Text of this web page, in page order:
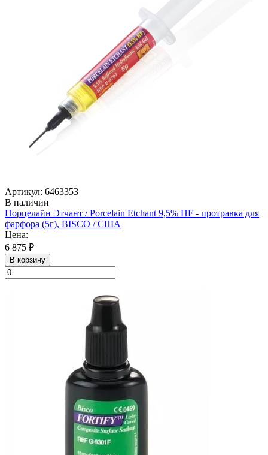
Артикул: 6463353
В наличии
Порцелайн Этчант / Porcelain Etchant 9,5% HF - протравка для
фарфора (5г), BISCO / США
Цена:
6 875 ₽
В корзину